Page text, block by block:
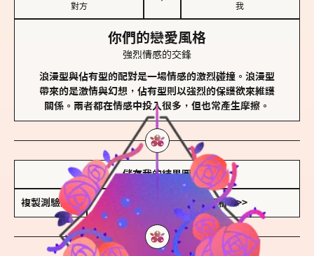
對方 我
你們的戀愛風格
強烈情感的交鋒
浪漫型與佔有型的配對是一場情感的激烈碰撞。浪漫型
帶來的是激情與幻想，佔有型則以強烈的保護欲來維護
關係。兩者都在情感中投入很多，但也常產生摩擦。
儲存我的結果圖
複製測驗連結 查看香氛類型全解析 >>>